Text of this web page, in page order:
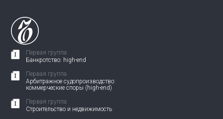
Первая группа
Банкротство: high-end
Первая группа
Арбитражное судопроизводство:
коммерческие споры (high-end)
Первая группа
Строительство и недвижимость